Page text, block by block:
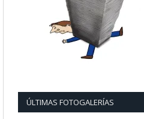
ÚLTIMAS FOTOGALERÍAS